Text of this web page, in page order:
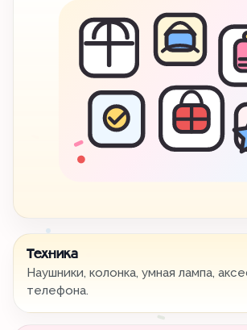
Техника
Наушники, колонка, умная лампа,
телефона.